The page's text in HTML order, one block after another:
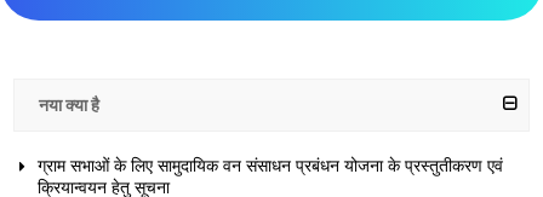
नया क्या है
ग्राम सभाओं के लिए सामुदायिक वन संसाधन प्रबंधन योजना के प्रस्तुतीकरण एवं
क्रियान्वयन हेतु सूचना